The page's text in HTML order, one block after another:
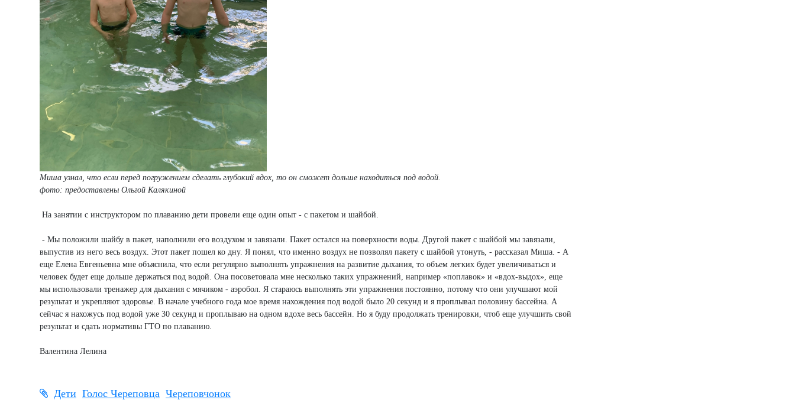
Миша узнал, что если перед погружением сделать глубокий вдох, то он сможет дольше находиться под водой.
фото: предоставлены Ольгой Калякиной
На занятии с инструктором по плаванию дети провели еще один опыт - с пакетом и шайбой.
- Мы положили шайбу в пакет, наполнили его воздухом и завязали. Пакет остался на поверхности воды. Другой пакет с шайбой мы завязали,
выпустив из него весь воздух. Этот пакет пошел ко дну. Я понял, что именно воздух не позволял пакету с шайбой утонуть, - рассказал Миша. - А
еще Елена Евгеньевна мне объяснила, что если регулярно выполнять упражнения на развитие дыхания, то объем легких будет увеличиваться и
человек будет еще дольше держаться под водой. Она посоветовала мне несколько таких упражнений, например «поплавок» и «вдох-выдох», еще
мы использовали тренажер для дыхания с мячиком - аэробол. Я стараюсь выполнять эти упражнения постоянно, потому что они улучшают мой
результат и укрепляют здоровье. В начале учебного года мое время нахождения под водой было 20 секунд и я проплывал половину бассейна. А
сейчас я нахожусь под водой уже 30 секунд и проплываю на одном вдохе весь бассейн. Но я буду продолжать тренировки, чтоб еще улучшить свой
результат и сдать нормативы ГТО по плаванию.
Валентина Лелина
Дети Голос Череповца Череповчонок